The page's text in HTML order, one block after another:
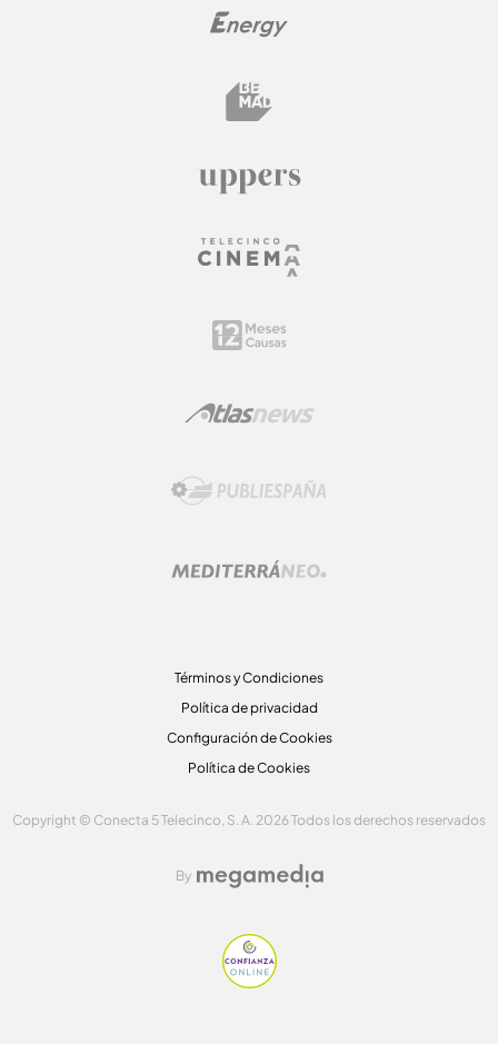
Términos y Condiciones
Política de privacidad
Configuración de Cookies
Política de Cookies
Copyright © Conecta 5 Telecinco, S. A. 2026 Todos los derechos reservados
By